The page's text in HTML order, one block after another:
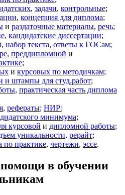
, задачи, контрольные;
, концепция для диплома;
и раздаточные материалы, речь;
, кандидатские диссертации;
, набор текста, ответы к ГОСам;
, преддипломной и
;
и курсовых по методичкам;
и штампы для студ.работ;
, практическая часть диплома
, рефераты; НИР;
минимума;
курсовой и дипломной работы;
уникальности, рерайт;
по практике, чертежи, эссе.
в обучении